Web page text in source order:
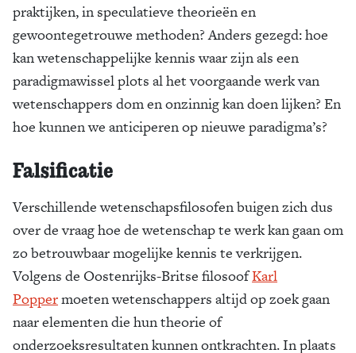
praktijken, in speculatieve theorieën en
gewoontegetrouwe methoden? Anders gezegd: hoe
kan wetenschappelijke kennis waar zijn als een
paradigmawissel plots al het voorgaande werk van
wetenschappers dom en onzinnig kan doen lijken? En
hoe kunnen we anticiperen op nieuwe paradigma’s?
Falsificatie
Verschillende wetenschapsfilosofen buigen zich dus
over de vraag hoe de wetenschap te werk kan gaan om
zo betrouwbaar mogelijke kennis te verkrijgen.
Volgens de Oostenrijks-Britse filosoofKarl
Poppermoeten wetenschappers altijd op zoek gaan
naar elementen die hun theorie of
onderzoeksresultaten kunnen ontkrachten. In plaats